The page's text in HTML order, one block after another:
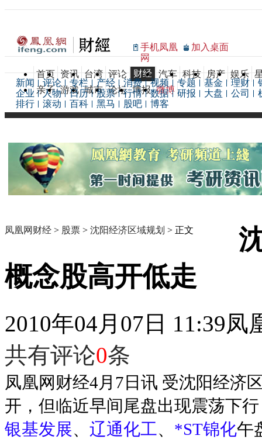
手机凤凰
网
加入桌面
首页 资讯 台湾 评论 财经 汽车 科技 房产 娱乐
亲子 游戏 城市 论坛 博报 微博
新闻 评论 专栏 产经 消费 视频 专题 基金 理财
企业
人物 日历 股票 行情 数据 研报 大盘 公司
排行
滚动 百科 黑马 股吧 博客
凤凰网财经 > 股票 > 沈阳经济区域规划 > 正文
概念股高开低走
2010年04月07日 11:39凤
共有评论0条
凤凰网财经4月7日讯 受沈阳经济
开，但临近早间尾盘出现震荡下
银基发展、 辽通化工、 *ST锦化午